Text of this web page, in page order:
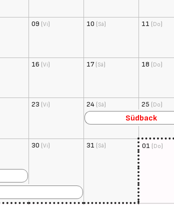
09 (Vi) 10 (Sá) 11 (Do)
16 (Vi) 17(Sá) 18 (Do)
23 (Vi) 24 (Sá) 25 (Do)
Südback
30 (Vi) 31 (Sá) 01 (Do)